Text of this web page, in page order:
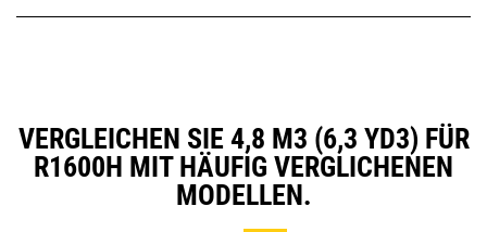
VERGLEICHEN SIE 4,8 M3 (6,3 YD3) FÜR
R1600H MIT HÄUFIG VERGLICHENEN
MODELLEN.